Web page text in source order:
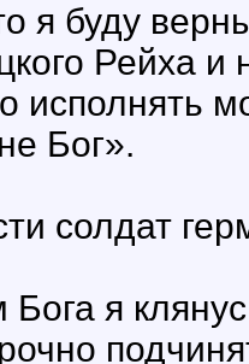
я буду
Рейха и
исполнять
Бог».
солдат
я